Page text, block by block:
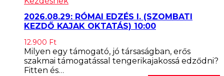
2026.08.29: RÓMAI EDZÉS I. (SZOMBATI
KEZDŐ KAJAK OKTATÁS) 10:00
12.900 Ft
Milyen egy támogató, jó társaságban, erős
szakmai támogatással tengerikajakossá edződni?
Fitten és…